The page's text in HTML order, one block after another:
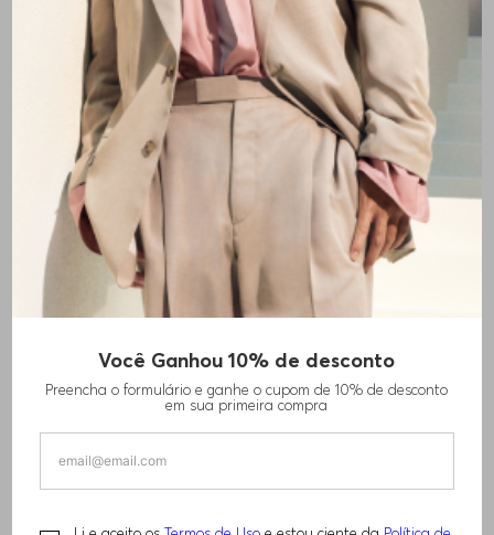
Você Ganhou 10% de desconto
Preencha o formulário e ganhe o cupom de 10% de desconto
em sua primeira compra
SHORTS DE ALGODÃO FELPUDO COM
BORDADO DE LOGO